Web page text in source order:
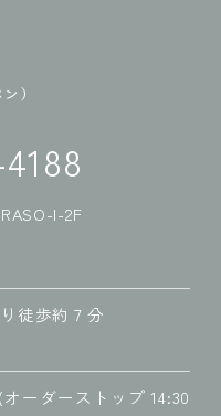
）
I-2F
徒歩約７分
オーダーストップ 14:30